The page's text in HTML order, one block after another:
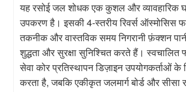
यह रसोई जल शोधक एक कुशल और व्यावहारिक
उपकरण है। इसकी 4-स्तरीय रिवर्स ऑस्मोसिस
तकनीक और वास्तविक समय निगरानी फ़ंक्शन
शुद्धता और सुरक्षा सुनिश्चित करते हैं।
सेवा कोर प्रतिस्थापन डिज़ाइन उपयोगकर्ताओं के
करता है, जबकि एकीकृत जलमार्ग बोर्ड और सीसा